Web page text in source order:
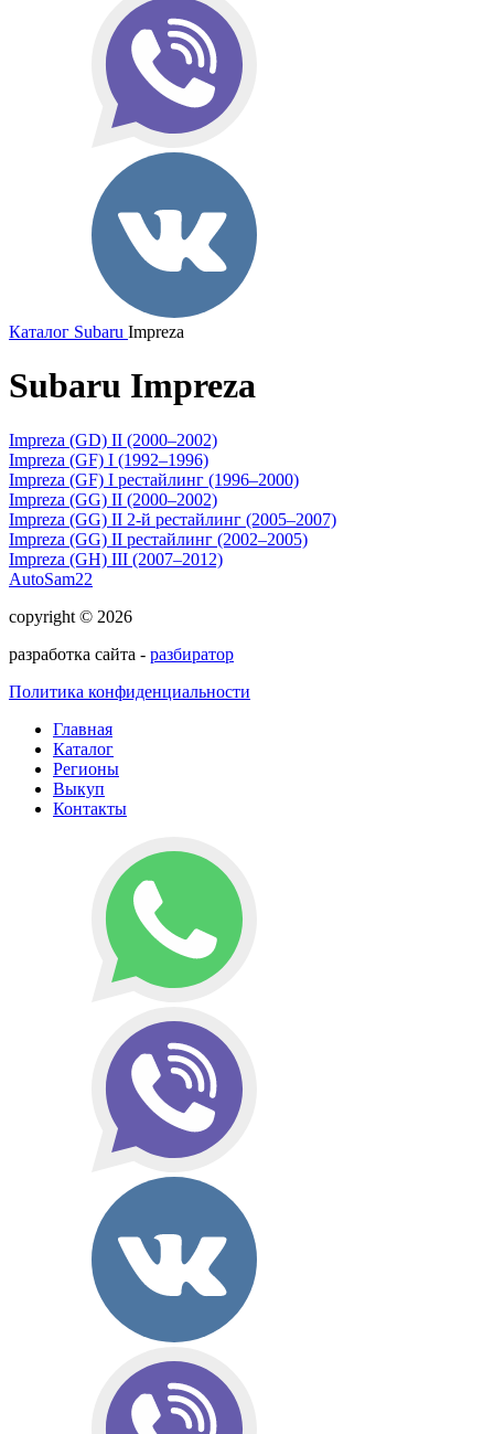
Каталог Subaru Impreza
Subaru Impreza
Impreza (GD) II (2000–2002)
Impreza (GF) I (1992–1996)
Impreza (GF) I рестайлинг (1996–2000)
Impreza (GG) II (2000–2002)
Impreza (GG) II 2-й рестайлинг (2005–2007)
Impreza (GG) II рестайлинг (2002–2005)
Impreza (GH) III (2007–2012)
AutoSam22
copyright © 2026
разработка сайта - разбиратор
Политика конфиденциальности
Главная
Каталог
Регионы
Выкуп
Контакты